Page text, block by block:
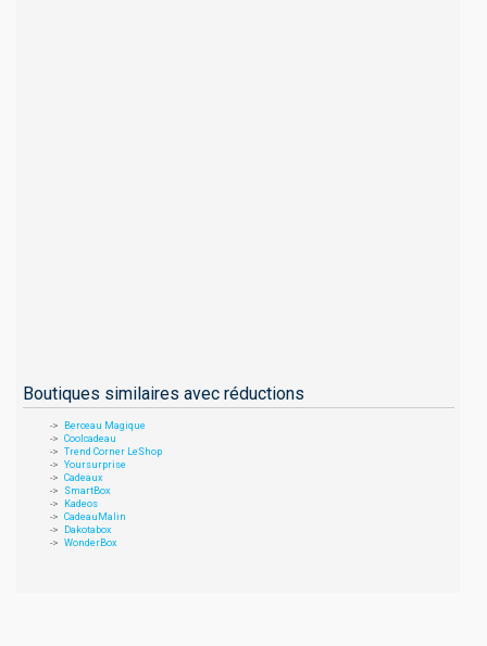
Boutiques similaires avec réductions
Berceau Magique
Coolcadeau
Trend Corner LeShop
Yoursurprise
Cadeaux
SmartBox
Kadeos
CadeauMalin
Dakotabox
WonderBox